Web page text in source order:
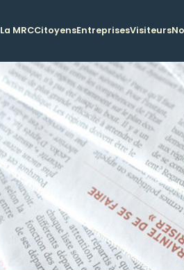
La MRCCitoyensEntreprisesVisiteurs